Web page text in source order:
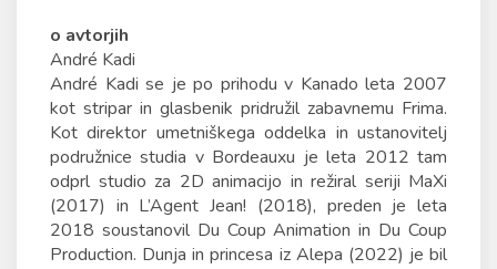
o avtorjih
André Kadi
André Kadi se je po prihodu v Kanado leta 2007
kot stripar in glasbenik pridružil zabavnemu Frima.
Kot direktor umetniškega oddelka in ustanovitelj
podružnice studia v Bordeauxu je leta 2012 tam
odprl studio za 2D animacijo in režiral seriji MaXi
(2017) in L’Agent Jean! (2018), preden je leta
2018 soustanovil Du Coup Animation in Du Coup
Production. Dunja in princesa iz Alepa (2022) je bil